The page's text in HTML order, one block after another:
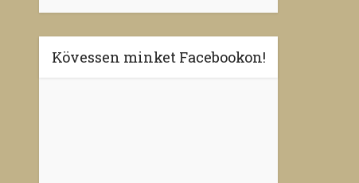
Kövessen minket Facebookon!